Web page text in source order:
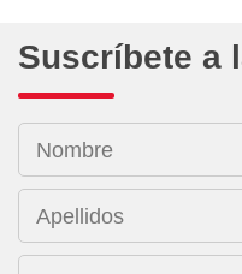
Suscríbete a
Nombre
Apellidos